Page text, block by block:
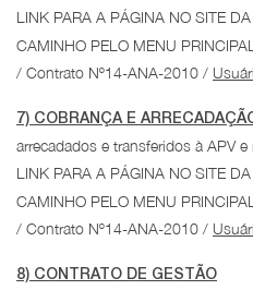
LINK PARA A PÁGINA NO SITE
CAMINHO PELO MENU
/ Contrato Nº14-ANA-2010 /
7) COBRANÇA E
arrecadados e transferidos à APV
LINK PARA A PÁGINA NO SITE
CAMINHO PELO MENU
/ Contrato Nº14-ANA-2010 /
8) CONTRATO DE GESTÃO